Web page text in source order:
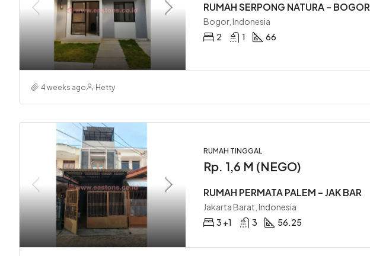
RUMAH SERPONG NATURA – BOGOR
Bogor, Indonesia
2
1 66
4 weeks ago Hetty
RUMAH TINGGAL
Rp. 1,6 M (NEGO)
RUMAH PERMATA PALEM – JAK BAR
Jakarta Barat, Indonesia
3 +1
3 56.25